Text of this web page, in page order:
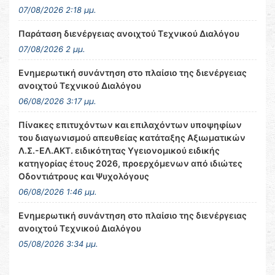
07/08/2026 2:18 μμ.
Παράταση διενέργειας ανοιχτού Τεχνικού Διαλόγου
07/08/2026 2 μμ.
Ενημερωτική συνάντηση στο πλαίσιο της διενέργειας
ανοιχτού Τεχνικού Διαλόγου
06/08/2026 3:17 μμ.
Πίνακες επιτυχόντων και επιλαχόντων υποψηφίων
του διαγωνισμού απευθείας κατάταξης Αξιωματικών
Λ.Σ.-ΕΛ.ΑΚΤ. ειδικότητας Υγειονομικού ειδικής
κατηγορίας έτους 2026, προερχόμενων από ιδιώτες
Οδοντιάτρους και Ψυχολόγους
06/08/2026 1:46 μμ.
Ενημερωτική συνάντηση στο πλαίσιο της διενέργειας
ανοιχτού Τεχνικού Διαλόγου
05/08/2026 3:34 μμ.